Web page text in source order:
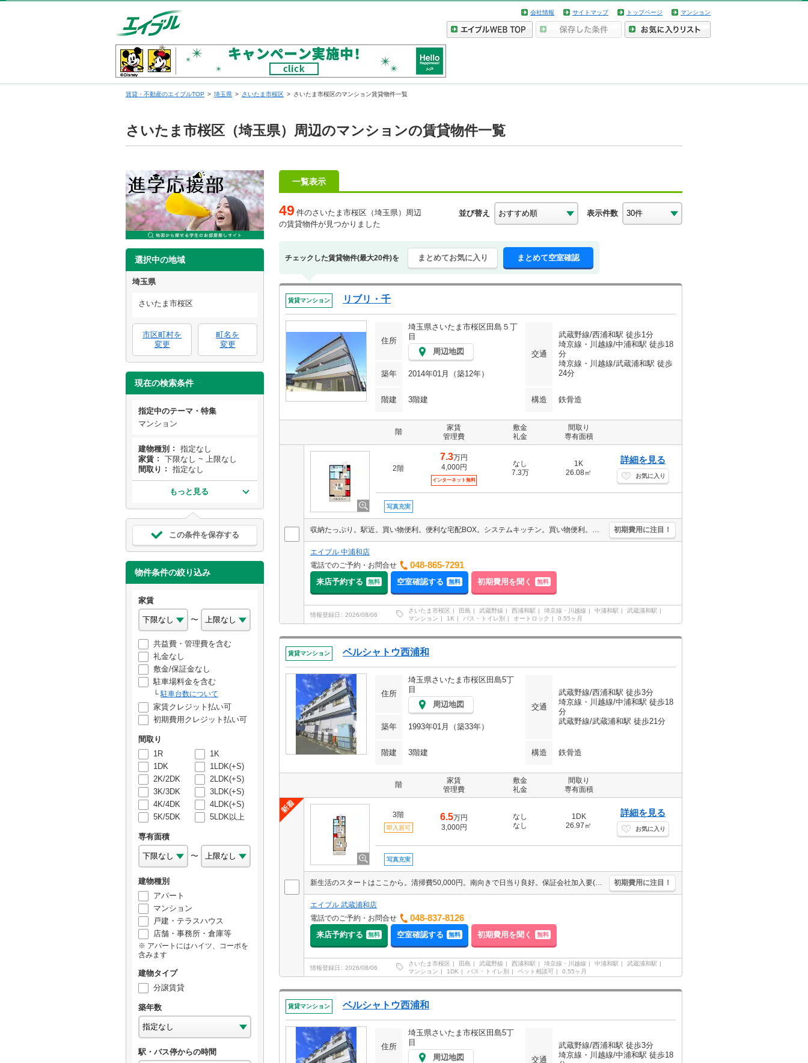
会社情報 サイトマップ トップページ マンション
賃貸・不動産のエイブルTOP 埼玉県 さいたま市桜区 さいたま市桜区のマンション賃貸物件一覧
さいたま市桜区（埼玉県）周辺のマンションの賃貸物件一覧
選択中の地域
埼玉県
さいたま市桜区
市区町村を
変更
町名を
変更
現在の検索条件
指定中のテーマ・特集
マンション
建物種別
指定なし
家賃
下限なし ~ 上限なし
間取り
指定なし
もっと見る
この条件を保存する
物件条件の絞り込み
家賃
〜
共益費・管理費を含む
礼金なし
敷金/保証金なし
駐車場料金を含む
駐車台数について
家賃クレジット払い可
初期費用クレジット払い可
間取り
1R
1K
1DK
1LDK(+S)
2K/2DK
2LDK(+S)
3K/3DK
3LDK(+S)
4K/4DK
4LDK(+S)
5K/5DK
5LDK以上
専有面積
〜
建物種別
アパート
マンション
戸建・テラスハウス
店舗・事務所・倉庫等
アパートにはハイツ、コーポを
含みます
建物タイプ
分譲賃貸
築年数
駅・バス停からの時間
一覧表示
49 件のさいたま市桜区（埼玉県）周辺
の賃貸物件が見つかりました
並び替え 表示件数
チェックした賃貸物件(最大20件)を まとめてお気に入り まとめて空室確認
賃貸マンション リブリ・千
住所
埼玉県さいたま市桜区田島５丁
目
周辺地図
交通
武蔵野線/西浦和駅 徒歩1分
埼京線・川越線/中浦和駅 徒歩18
分
埼京線・川越線/武蔵浦和駅 徒歩
24分
築年 2014年01月（築12年）
階建 3階建 構造 鉄骨造
階
家賃
管理費
敷金
礼金
間取り
専有面積
2階
7.3万円
4,000円
インターネット無料
なし
7.3万
1K
26.08㎡
詳細を見る
お気に入り
写真充実
収納たっぷり。駅近。買い物便利。便利な宅配BOX。システムキッチン。買い物便利。人気のオートロック付マンション。内見予約受付中。セコムホームセキュリティ付で安心。 初期費用に注目！
エイブル 中浦和店
電話でのご予約・お問合せ
048-865-7291
来店予約する 無料 空室確認する 無料 初期費用を聞く 無料
情報登録日 2026/08/06
さいたま市桜区 田島 武蔵野線 西浦和駅 埼京線・川越線 中浦和駅
武蔵浦和駅
マンション
1K バス・トイレ別 オートロック 0.55ヶ月
賃貸マンション ベルシャトウ西浦和
住所
埼玉県さいたま市桜区田島5丁
目
周辺地図
交通
武蔵野線/西浦和駅 徒歩3分
埼京線・川越線/中浦和駅 徒歩18
分
武蔵野線/武蔵浦和駅 徒歩21分
築年 1993年01月（築33年）
階建 3階建 構造 鉄骨造
階
家賃
管理費
敷金
礼金
間取り
専有面積
3階
即入居可
6.5万円
3,000円
なし
なし
1DK
26.97㎡
詳細を見る
お気に入り
写真充実
新生活のスタートはここから。清掃費50,000円。南向きで日当り良好。保証会社加入要(初回、月額総支払額の50%)。 初期費用に注目！
エイブル 武蔵浦和店
電話でのご予約・お問合せ
048-837-8126
来店予約する 無料 空室確認する 無料 初期費用を聞く 無料
情報登録日 2026/08/06
さいたま市桜区 田島 武蔵野線 西浦和駅 埼京線・川越線 中浦和駅
武蔵浦和駅
マンション
1DK バス・トイレ別 ペット相談可 0.55ヶ月
賃貸マンション ベルシャトウ西浦和
住所
埼玉県さいたま市桜区田島5丁
目
周辺地図
交通
武蔵野線/西浦和駅 徒歩3分
埼京線・川越線/中浦和駅 徒歩18